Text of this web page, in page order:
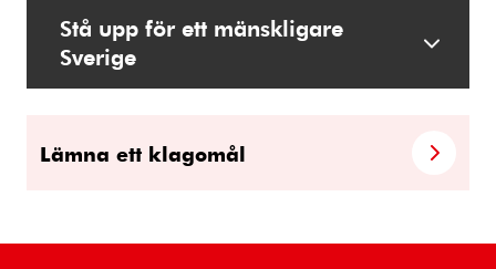
Stå upp för ett mänskligare
Sverige
Lämna ett klagomål